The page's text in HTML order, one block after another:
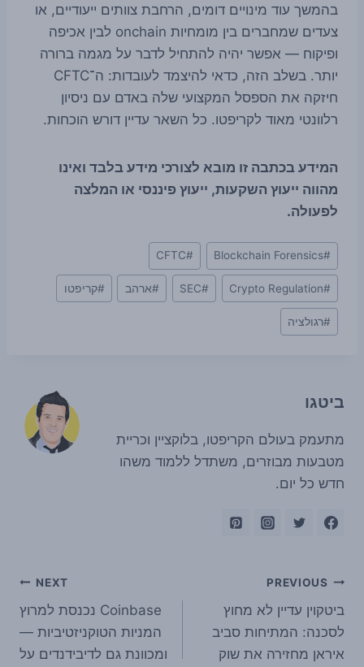
בהמשך עוד מינויים דומים, הרחבת צוותים ייעודיים, או
צעדים שמחברים בין מומחיות onchain לבין אכיפה
ופיקוח — אפשר יהיה להתחיל לדבר על מגמה ברורה
יותר. בשלב הזה, כדאי להיצמד לעובדות: ה־CFTC
חיזקה את הספסל המקצועי שלה באדם עם ניסיון
רלוונטי מאוד לקריפטו. כל השאר עדיין דורש הוכחות.
המידע בכתבה זו מובא לצורכי מידע בלבד ואינו
מהווה ייעוץ השקעות, ייעוץ פיננסי או המלצה
לפעולה.
Post
Tags:
#
Blockchain Forensics
#
CFTC
#
Crypto Regulation
#
SEC
#ארהב #קריפטו
#רגולציה
ביטגו
מתעמק בעולם הקריפטו, בלוקציין וכריית
מטבעות מבוזרים, משתדל ללמוד משהו
חדש כל יום.
ניווט
PREVIOUS
ביטקוין עדיין לא מחוץ
לסכנה: המתיחות סביב
איראן מחזירה את שוק
NEXT
Coinbase נכנסת למרוץ
המניות הטוקניזטיביות —
ומכוונת גם לדיבידנדים על